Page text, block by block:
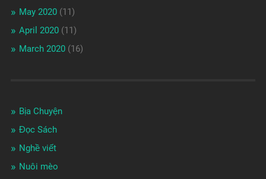
May 2020(11)
April 2020(11)
March 2020(16)
Bịa Chuyện
Đọc Sách
Nghề viết
Nuôi mèo